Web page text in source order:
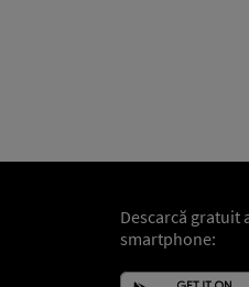
Descarcă gratuit
smartphone: